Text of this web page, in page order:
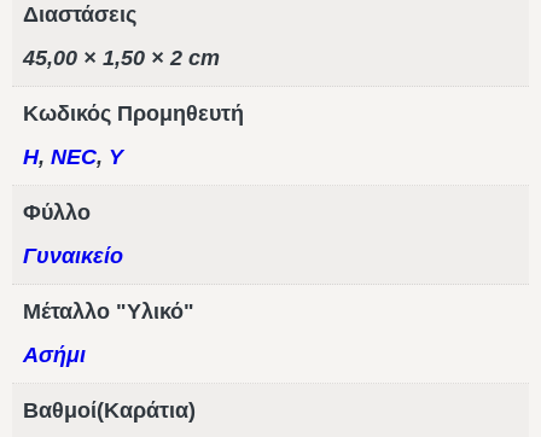
Διαστάσεις
45,00 × 1,50 × 2 cm
Κωδικός Προμηθευτή
H, NEC, Y
Φύλλο
Γυναικείο
Μέταλλο "Υλικό"
Ασήμι
Βαθμοί(Καράτια)